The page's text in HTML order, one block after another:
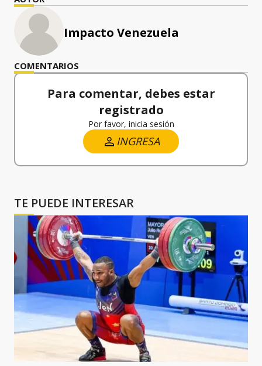
Impacto Venezuela
COMENTARIOS
Para comentar, debes estar
registrado
Por favor, inicia sesión
INGRESA
TE PUEDE INTERESAR